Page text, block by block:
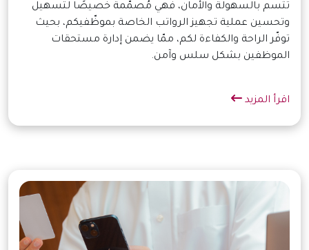
تتّسم بالسهولة والأمان، فهي مُصمّمة خصيصًا لتسهيل
وتحسين عملية تجهيز الرواتب الخاصة بموظّفيكم، بحيث
توفّر الراحة والكفاءة لكم، ممّا يضمن إدارة مستحقات
الموظفين بشكل سلس وآمن.
اقرأ المزيد